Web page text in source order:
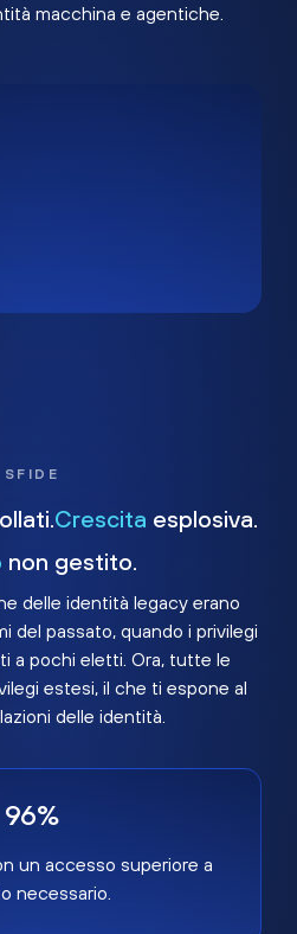
macchina e agentiche.
SFIDE
Crescita esplosiva.
non gestito.
delle identità legacy erano
del passato, quando i privilegi
a pochi eletti. Ora, tutte le
estesi, il che ti espone al
delle identità.
96%
un accesso superiore a
necessario.